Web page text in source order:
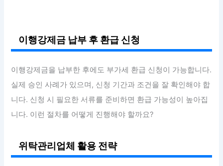
이행강제금 납부 후 환급 신청
이행강제금을 납부한 후에도 부가세 환급 신청이 가능합니다.
실제 승인 사례가 있으며, 신청 기간과 조건을 잘 확인해야 합
니다. 신청 시 필요한 서류를 준비하면 환급 가능성이 높아집
니다. 이런 절차를 어떻게 진행해야 할까요?
위탁관리업체 활용 전략